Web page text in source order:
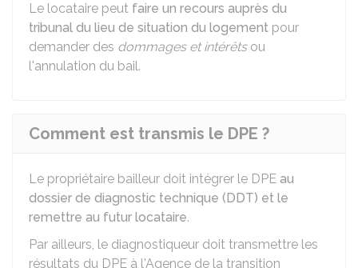
Le locataire peut faire un recours auprès du
tribunal du lieu de situation du logement pour
demander des dommages et intérêtsou
l'annulation du bail.
Comment est transmis le DPE ?
Le propriétaire bailleur doit intégrer le DPE au
dossier de diagnostic technique (DDT) et le
remettre au futur locataire.
Par ailleurs, le diagnostiqueur doit transmettre les
résultats du DPE à l'Agence de la transition